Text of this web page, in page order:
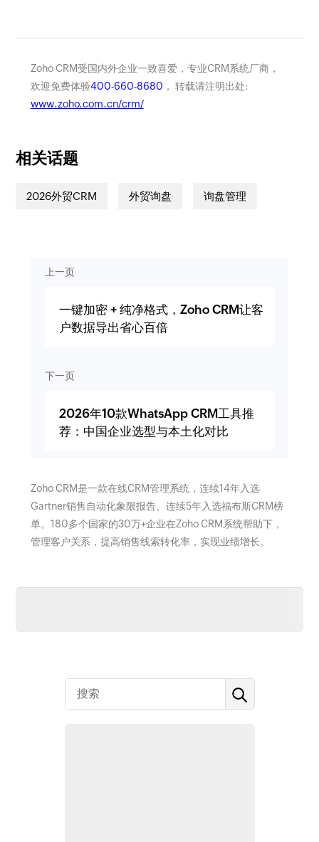
Zoho CRM受国内外企业一致喜爱，专业CRM系统厂商，
欢迎免费体验400-660-8680 ， 转载请注明出处:
www.zoho.com.cn/crm/
相关话题
2026外贸CRM 外贸询盘 询盘管理
上一页
一键加密 + 纯净格式，Zoho CRM让客
户数据导出省心百倍
下一页
2026年10款WhatsApp CRM工具推
荐：中国企业选型与本土化对比
Zoho CRM是一款在线CRM管理系统，连续14年入选
Gartner销售自动化象限报告、连续5年入选福布斯CRM榜
单。180多个国家的30万+企业在Zoho CRM系统帮助下，
管理客户关系，提高销售线索转化率，实现业绩增长。